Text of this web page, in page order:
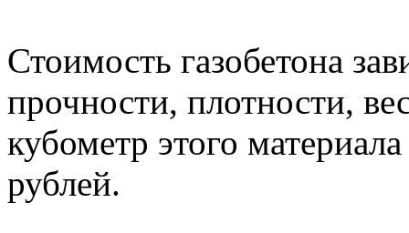
Стоимость газобетона
прочности, плотности,
кубометр этого
рублей.